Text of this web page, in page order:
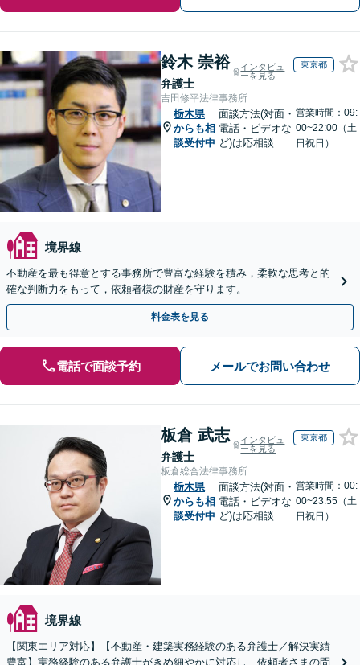
鈴木 崇裕
弁護士
インタビュ
ーを見る
東京都
吉田修平法律事務所
栃木県
からも相
談受付中
面談方法(対面・
電話・ビデオな
ど)は応相談
営業時間：09:
00~22:00（土
日祝日）
境界線
不動産を最も得意とする事務所で豊富な経験を積み，柔軟な思考と的
確な判断力をもって，依頼者様の財産を守ります。
料金表を見る
電話で面談予約 メールでお問い合わせ
板倉 武志
弁護士
インタビュ
ーを見る
東京都
板倉総合法律事務所
栃木県
からも相
談受付中
面談方法(対面・
電話・ビデオな
ど)は応相談
営業時間：00:
00~23:55（土
日祝日）
境界線
【関東エリア対応】【不動産・建築実務経験のある弁護士／解決実績
豊富】実務経験のある弁護士がきめ細やかに対応し、依頼者さまの問